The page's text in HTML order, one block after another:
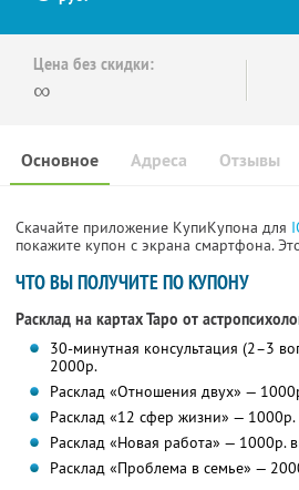
Цена без скидки:
∞
Основное Отзывы
Адреса
Скачайте приложение КупиКупона для
покажите купон с экрана смартфона.
ЧТО ВЫ ПОЛУЧИТЕ ПО КУПОНУ
Расклад на картах Таро от
30-минутная консультация (2–3
2000р.
Расклад «Отношения двух» —
Расклад «12 сфер жизни» —
Расклад «Новая работа» — 1000р.
Расклад «Проблема в семье» —